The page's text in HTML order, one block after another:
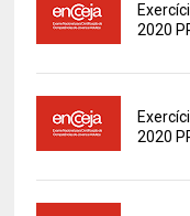
2020
2020